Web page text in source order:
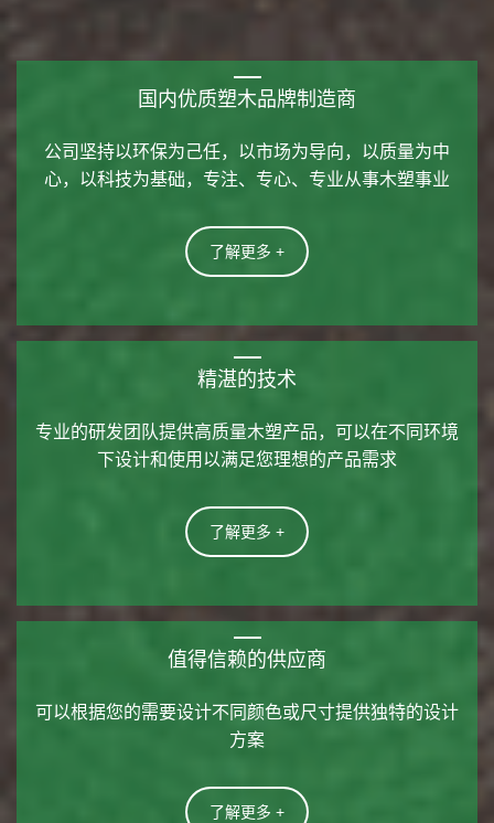
国内优质塑木品牌制造商
公司坚持以环保为己任，以市场为导向，以质量为中
心，以科技为基础，专注、专心、专业从事木塑事业
了解更多 +
精湛的技术
专业的研发团队提供高质量木塑产品，可以在不同环境
下设计和使用以满足您理想的产品需求
了解更多 +
值得信赖的供应商
可以根据您的需要设计不同颜色或尺寸提供独特的设计
方案
了解更多 +